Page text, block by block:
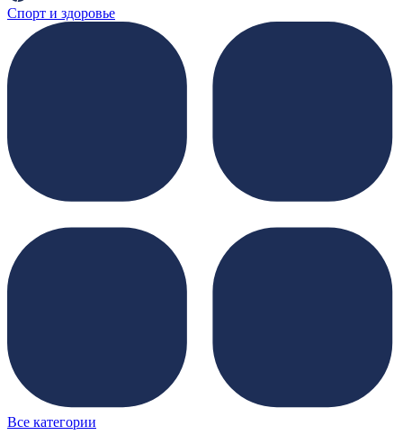
Спорт и здоровье
Все категории